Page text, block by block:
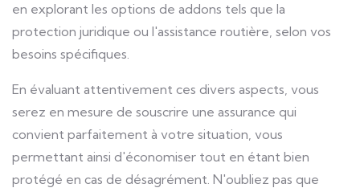
en explorant les options de addons tels que la
protection juridique ou l'assistance routière, selon vos
besoins spécifiques.
En évaluant attentivement ces divers aspects, vous
serez en mesure de souscrire une assurance qui
convient parfaitement à votre situation, vous
permettant ainsi d'économiser tout en étant bien
protégé en cas de désagrément. N'oubliez pas que